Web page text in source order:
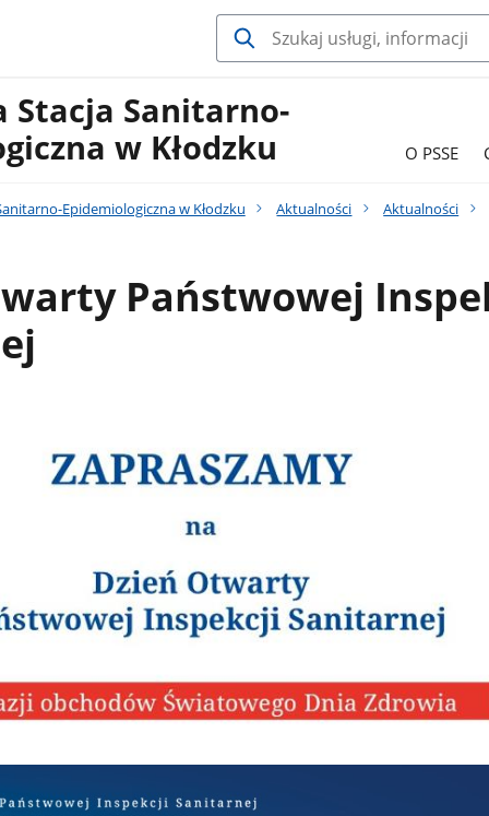
Stacja Sanitarno-
w Kłodzku
O PSSE
Epidemiologiczna w Kłodzku Aktualności Aktualności
Państwowej